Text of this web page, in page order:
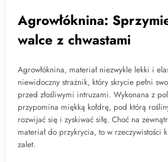
Agrowłóknina:
walce z chwastami
Agrowłóknina, materiał niezwykle lekki i
niewidoczny strażnik, który skrycie pełni
przed złośliwymi intruzami. Wykonana z
przypomina miękką kołdrę, pod którą
rozwijać się i zyskiwać siłę. Choć na
materiał do przykrycia, to w rzeczywistości
zalet.